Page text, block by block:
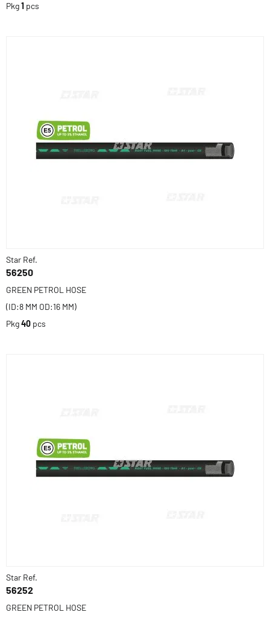
Pkg1 pcs
Star Ref.
56250
GREEN PETROL HOSE
(ID:8 MM OD:16 MM)
Pkg40 pcs
Star Ref.
56252
GREEN PETROL HOSE